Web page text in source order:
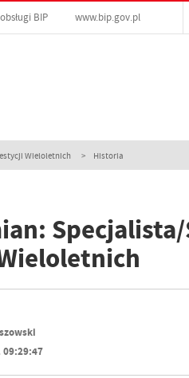
BIP www.bip.gov.pl
Wieloletnich Historia
09:29:47